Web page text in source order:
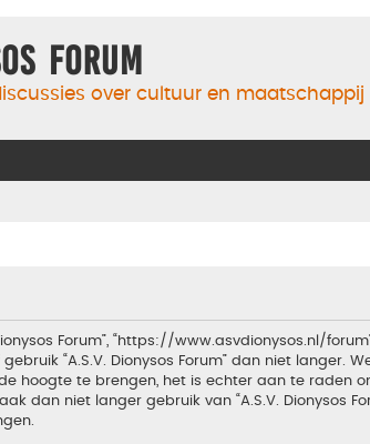
Forum
over cultuur en maatschappij
Dionysos Forum”, “https://www.asvdionysos.nl/
“A.S.V. Dionysos Forum” dan niet langer.
hoogte te brengen, het is echter aan te raden
dan niet langer gebruik van “A.S.V. Dionysos